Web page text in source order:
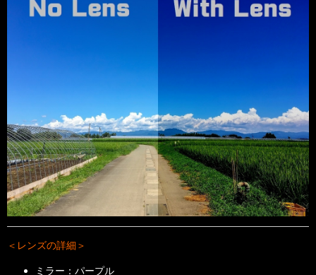
＜レンズの詳細＞
ミラー：パープル